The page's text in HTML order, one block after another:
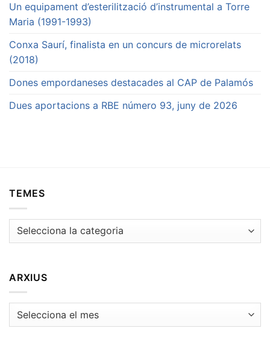
Un equipament d’esterilització d’instrumental a Torre
Maria (1991-1993)
Conxa Saurí, finalista en un concurs de microrelats
(2018)
Dones empordaneses destacades al CAP de Palamós
Dues aportacions a RBE número 93, juny de 2026
TEMES
Temes
ARXIUS
Arxius